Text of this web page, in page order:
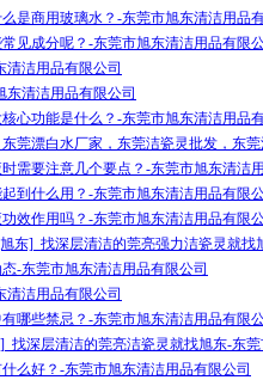
是商用玻璃水？-东莞市旭东清洁用品
见成分呢？-东莞市旭东清洁用品有限
清洁用品有限公司
东清洁用品有限公司
心功能是什么？-东莞市旭东清洁用品
莞漂白水厂家，东莞洁瓷灵批发，东
需要注意几个要点？-东莞市旭东清洁
到什么用？-东莞市旭东清洁用品有限
效作用吗？-东莞市旭东清洁用品有限
东]_找深层清洁的莞亮强力洁瓷灵就
-东莞市旭东清洁用品有限公司
清洁用品有限公司
哪些禁忌？-东莞市旭东清洁用品有限
找深层清洁的莞亮洁瓷灵就找旭东-东
么好？-东莞市旭东清洁用品有限公司